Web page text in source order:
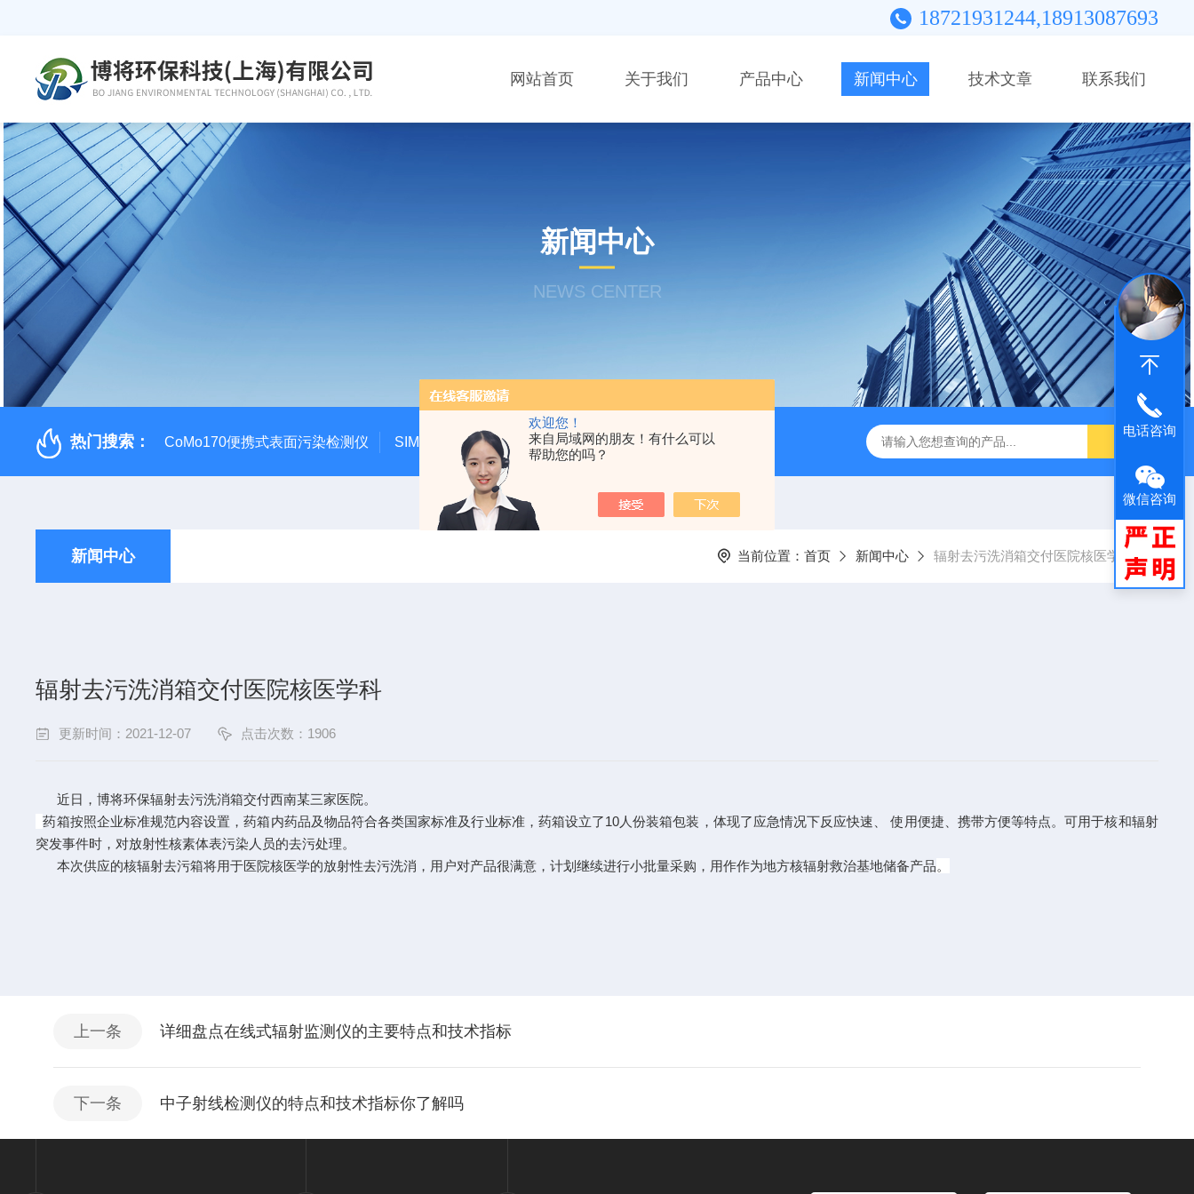
欢迎您！
来自局域网的朋友！有什么可以
帮助您的吗？
18721931244,18913087693
网站首页 关于我们 产品中心 新闻中心 技术文章 联系我们
新闻中心
NEWS CENTER
热门搜索： CoMo170便携式表面污染检测仪 SIM-MAX LSA3000超低本底液体闪烁谱仪 LSC-8000液闪仪实验分析设备 手持式背散射检查仪 中子个人剂量报警仪
新闻中心 当前位置： 首页 新闻中心 辐射去污洗消箱交付医院核医学科
辐射去污洗消箱交付医院核医学科
更新时间：2021-12-07 点击次数：1906
近日，博将环保辐射去污洗消箱交付西南某三家医院。
药箱按照企业标准规范内容设置，药箱内药品及物品符合各类国家标准及行业标准，药箱设立了10人份装箱包装，体现了应急情况下反应快速、 使用便捷、携带方便等特点。可用于核和辐射
突发事件时，对放射性核素体表污染人员的去污处理。
本次供应的核辐射去污箱将用于医院核医学的放射性去污洗消，用户对产品很满意，计划继续进行小批量采购，用作作为地方核辐射救治基地储备产品。
上一条 详细盘点在线式辐射监测仪的主要特点和技术指标
下一条 中子射线检测仪的特点和技术指标你了解吗
电话咨询
微信咨询